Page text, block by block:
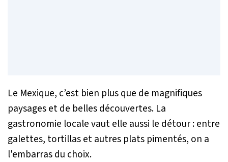
Le Mexique, c’est bien plus que de magnifiques
paysages et de belles découvertes. La
gastronomie locale vaut elle aussi le détour : entre
galettes, tortillas et autres plats pimentés, on a
l'embarras du choix.